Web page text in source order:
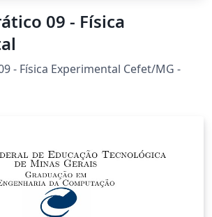
09 - Física
- Física Experimental Cefet/MG -